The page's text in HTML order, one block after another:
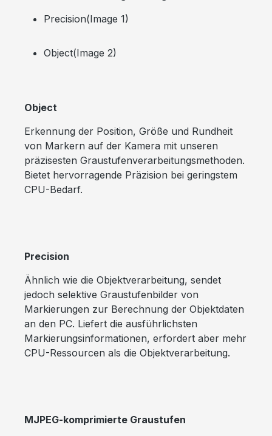
Precision(Image 1)
Object(Image 2)
Object
Erkennung der Position, Größe und Rundheit
von Markern auf der Kamera mit unseren
präzisesten Graustufenverarbeitungsmethoden.
Bietet hervorragende Präzision bei geringstem
CPU-Bedarf.
Precision
Ähnlich wie die Objektverarbeitung, sendet
jedoch selektive Graustufenbilder von
Markierungen zur Berechnung der Objektdaten
an den PC. Liefert die ausführlichsten
Markierungsinformationen, erfordert aber mehr
CPU-Ressourcen als die Objektverarbeitung.
MJPEG-komprimierte Graustufen